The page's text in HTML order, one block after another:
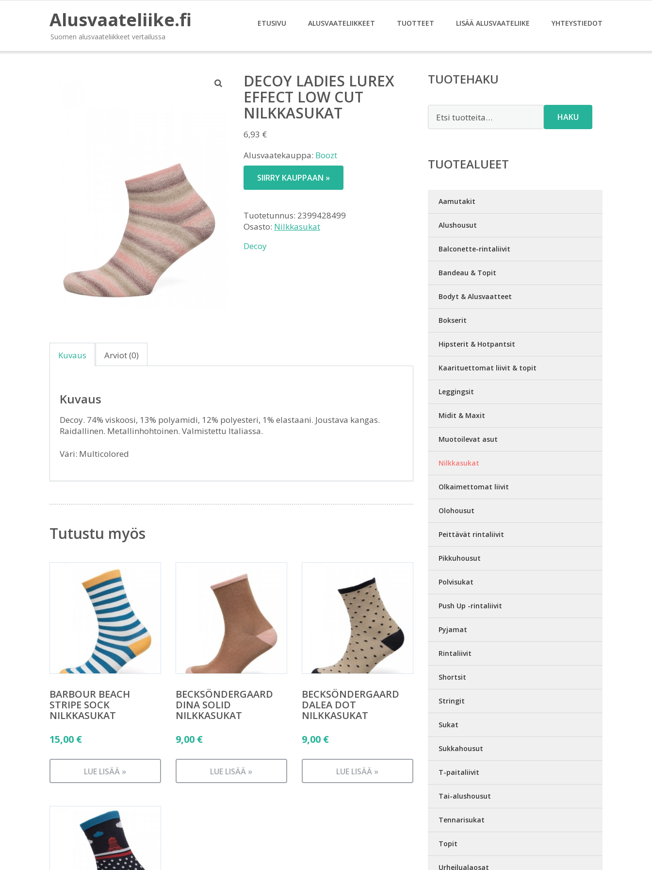
Alusvaateliike.fi
Suomen alusvaateliikkeet vertailussa
ETUSIVU ALUSVAATELIIKKEET TUOTTEET LISÄÄ ALUSVAATELIIKE YHTEYSTIEDOT
DECOY LADIES LUREX
EFFECT LOW CUT
NILKKASUKAT
6,93 €
Alusvaatekauppa: Boozt
SIIRRY KAUPPAAN »
Tuotetunnus: 2399428499
Osasto: Nilkkasukat
Decoy
Kuvaus Arviot (0)
Kuvaus
Decoy. 74% viskoosi, 13% polyamidi, 12% polyesteri, 1% elastaani. Joustava kangas.
Raidallinen. Metallinhohtoinen. Valmistettu Italiassa.
Väri: Multicolored
Tutustu myös
BARBOUR BEACH
STRIPE SOCK
NILKKASUKAT
15,00 €
LUE LISÄÄ »
BECKSÖNDERGAARD
DINA SOLID
NILKKASUKAT
9,00 €
LUE LISÄÄ »
BECKSÖNDERGAARD
DALEA DOT
NILKKASUKAT
9,00 €
LUE LISÄÄ »
TUOTEHAKU
HAKU
TUOTEALUEET
Aamutakit
Alushousut
Balconette-rintaliivit
Bandeau & Topit
Bodyt & Alusvaatteet
Bokserit
Hipsterit & Hotpantsit
Kaarituettomat liivit & topit
Leggingsit
Midit & Maxit
Muotoilevat asut
Nilkkasukat
Olkaimettomat liivit
Olohousut
Peittävät rintaliivit
Pikkuhousut
Polvisukat
Push Up -rintaliivit
Pyjamat
Rintaliivit
Shortsit
Stringit
Sukat
Sukkahousut
T-paitaliivit
Tai-alushousut
Tennarisukat
Topit
Urheilualaosat